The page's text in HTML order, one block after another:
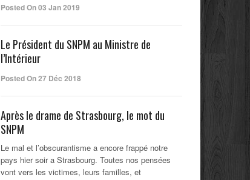
Posted On 03 Jan 2019
Le Président du SNPM au Ministre de
l’Intérieur
Posted On 27 Déc 2018
Après le drame de Strasbourg, le mot du
SNPM
Le mal et l’obscurantisme a encore frappé notre
pays hier soir a Strasbourg. Toutes nos pensées
vont vers les victimes, leurs familles, et